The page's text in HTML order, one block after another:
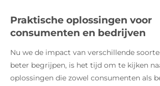
Praktische oplossingen voor
consumenten en bedrijven
Nu we de impact van verschillende
beter begrijpen, is het tijd om te kijken
oplossingen die zowel consumenten als